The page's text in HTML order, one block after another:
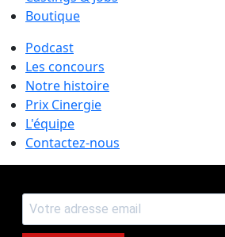
Boutique
Podcast
Les concours
Notre histoire
Prix Cinergie
L'équipe
Contactez-nous